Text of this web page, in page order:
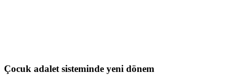
Çocuk adalet sisteminde yeni dönem